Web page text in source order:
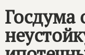
Госдума